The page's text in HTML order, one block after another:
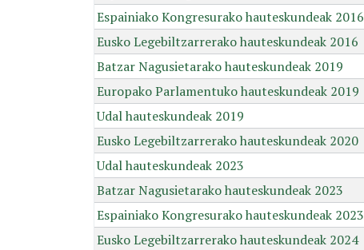
Espainiako Kongresurako hauteskundeak 2016
Eusko Legebiltzarrerako hauteskundeak 2016
Batzar Nagusietarako hauteskundeak 2019
Europako Parlamentuko hauteskundeak 2019
Udal hauteskundeak 2019
Eusko Legebiltzarrerako hauteskundeak 2020
Udal hauteskundeak 2023
Batzar Nagusietarako hauteskundeak 2023
Espainiako Kongresurako hauteskundeak 2023
Eusko Legebiltzarrerako hauteskundeak 2024